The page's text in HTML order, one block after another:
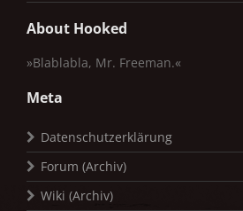
About Hooked
»Blablabla, Mr. Freeman.«
Meta
Datenschutzerklärung
Forum (Archiv)
Wiki (Archiv)